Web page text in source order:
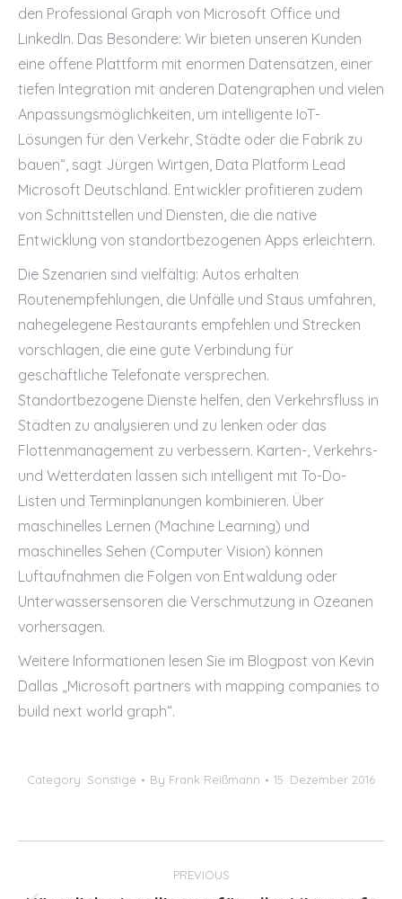
den Professional Graph von Microsoft Office und
LinkedIn. Das Besondere: Wir bieten unseren Kunden
eine offene Plattform mit enormen Datensätzen, einer
tiefen Integration mit anderen Datengraphen und vielen
Anpassungsmöglichkeiten, um intelligente IoT-
Lösungen für den Verkehr, Städte oder die Fabrik zu
bauen“, sagt Jürgen Wirtgen, Data Platform Lead
Microsoft Deutschland. Entwickler profitieren zudem
von Schnittstellen und Diensten, die die native
Entwicklung von standortbezogenen Apps erleichtern.
Die Szenarien sind vielfältig: Autos erhalten
Routenempfehlungen, die Unfälle und Staus umfahren,
nahegelegene Restaurants empfehlen und Strecken
vorschlagen, die eine gute Verbindung für
geschäftliche Telefonate versprechen.
Standortbezogene Dienste helfen, den Verkehrsfluss in
Städten zu analysieren und zu lenken oder das
Flottenmanagement zu verbessern. Karten-, Verkehrs-
und Wetterdaten lassen sich intelligent mit To-Do-
Listen und Terminplanungen kombinieren. Über
maschinelles Lernen (Machine Learning) und
maschinelles Sehen (Computer Vision) können
Luftaufnahmen die Folgen von Entwaldung oder
Unterwassersensoren die Verschmutzung in Ozeanen
vorhersagen.
Weitere Informationen lesen Sie im Blogpost von Kevin
Dallas „Microsoft partners with mapping companies to
build next world graph“.
Category: Sonstige By Frank Reißmann 15. Dezember 2016
PREVIOUS